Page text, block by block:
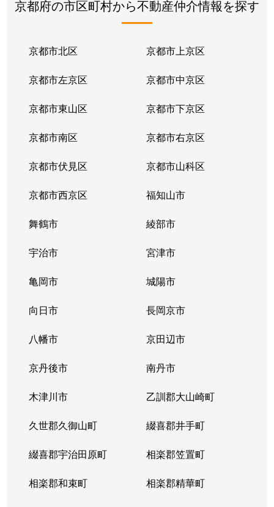
京都府の市区町村から不動産仲介情報を探す
京都市北区 京都市上京区
京都市左京区 京都市中京区
京都市東山区 京都市下京区
京都市南区 京都市右京区
京都市伏見区 京都市山科区
京都市西京区 福知山市
舞鶴市 綾部市
宇治市 宮津市
亀岡市 城陽市
向日市 長岡京市
八幡市 京田辺市
京丹後市 南丹市
木津川市 乙訓郡大山崎町
久世郡久御山町 綴喜郡井手町
綴喜郡宇治田原町 相楽郡笠置町
相楽郡和束町 相楽郡精華町